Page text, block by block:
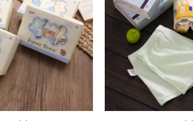
מספר
סוגים.
ניתן
לבחור
את
האפשרויות